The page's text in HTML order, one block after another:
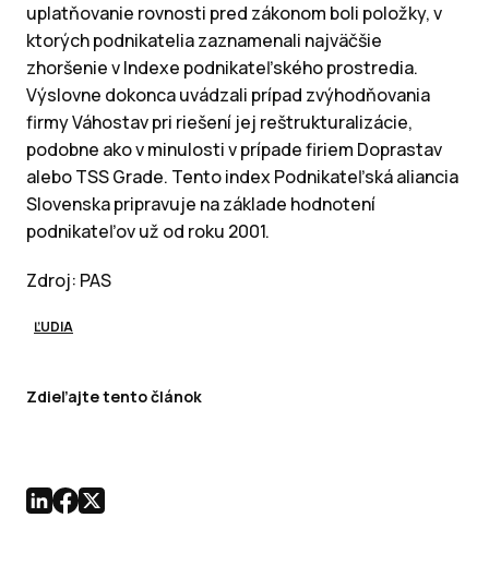
uplatňovanie rovnosti pred zákonom boli položky, v
ktorých podnikatelia zaznamenali najväčšie
zhoršenie v Indexe podnikateľského prostredia.
Výslovne dokonca uvádzali prípad zvýhodňovania
firmy Váhostav pri riešení jej reštrukturalizácie,
podobne ako v minulosti v prípade firiem Doprastav
alebo TSS Grade. Tento index Podnikateľská aliancia
Slovenska pripravuje na základe hodnotení
podnikateľov už od roku 2001.
Zdroj: PAS
ĽUDIA
Zdieľajte tento článok